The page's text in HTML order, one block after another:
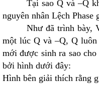
Tại sao Q và –Q
nguyên nhân Lệch Phase
Như đã trình bày,
một lúc Q và –Q, Q
mới được sinh ra sao
bởi hình dưới đây:
Hình bên giải thích rằng